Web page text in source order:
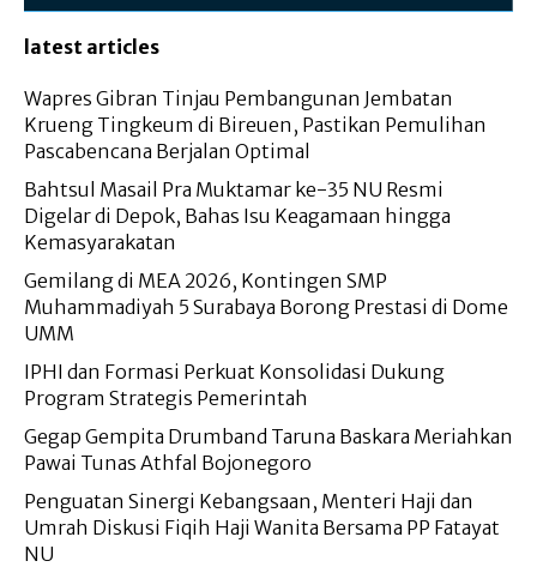
latest articles
Wapres Gibran Tinjau Pembangunan Jembatan
Krueng Tingkeum di Bireuen, Pastikan Pemulihan
Pascabencana Berjalan Optimal
Bahtsul Masail Pra Muktamar ke-35 NU Resmi
Digelar di Depok, Bahas Isu Keagamaan hingga
Kemasyarakatan
Gemilang di MEA 2026, Kontingen SMP
Muhammadiyah 5 Surabaya Borong Prestasi di Dome
UMM
IPHI dan Formasi Perkuat Konsolidasi Dukung
Program Strategis Pemerintah
Gegap Gempita Drumband Taruna Baskara Meriahkan
Pawai Tunas Athfal Bojonegoro
Penguatan Sinergi Kebangsaan, Menteri Haji dan
Umrah Diskusi Fiqih Haji Wanita Bersama PP Fatayat
NU